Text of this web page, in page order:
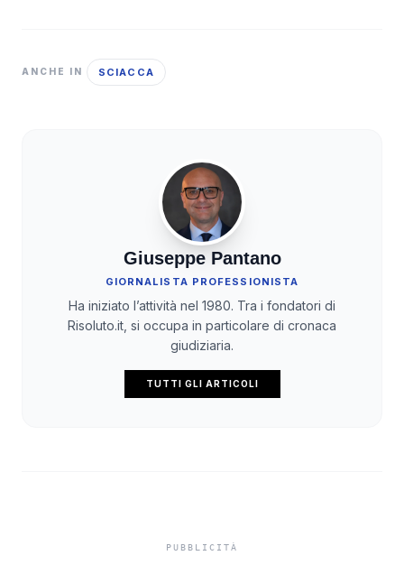
ANCHE IN SCIACCA
Giuseppe Pantano
GIORNALISTA PROFESSIONISTA
Ha iniziato l’attività nel 1980. Tra i fondatori di
Risoluto.it, si occupa in particolare di cronaca
giudiziaria.
TUTTI GLI ARTICOLI